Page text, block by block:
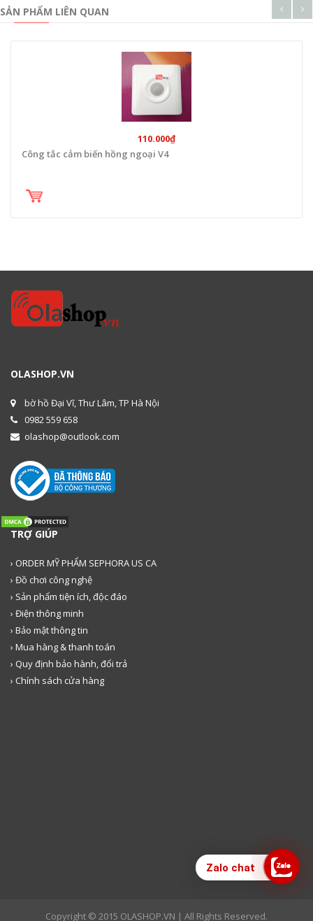
SẢN PHẨM LIÊN QUAN
110.000₫
Công tắc cảm biến hồng ngoại V4
OLASHOP.VN
bờ hồ Đại Vĩ, Thư Lâm, TP Hà Nội
0982 559 658
olashop@outlook.com
TRỢ GIÚP
› ORDER MỸ PHẨM SEPHORA US CA
› Đồ chơi công nghệ
› Sản phẩm tiện ích, độc đáo
› Điện thông minh
› Bảo mật thông tin
› Mua hàng & thanh toán
› Quy định bảo hành, đổi trả
› Chính sách cửa hàng
Copyright © 2015 OLASHOP.VN | All Rights Reserved.
Zalo chat